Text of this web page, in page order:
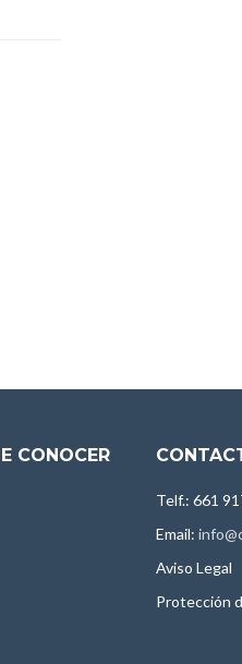
CONOCER
Telf.: 661
Email:
Aviso Legal
Protección